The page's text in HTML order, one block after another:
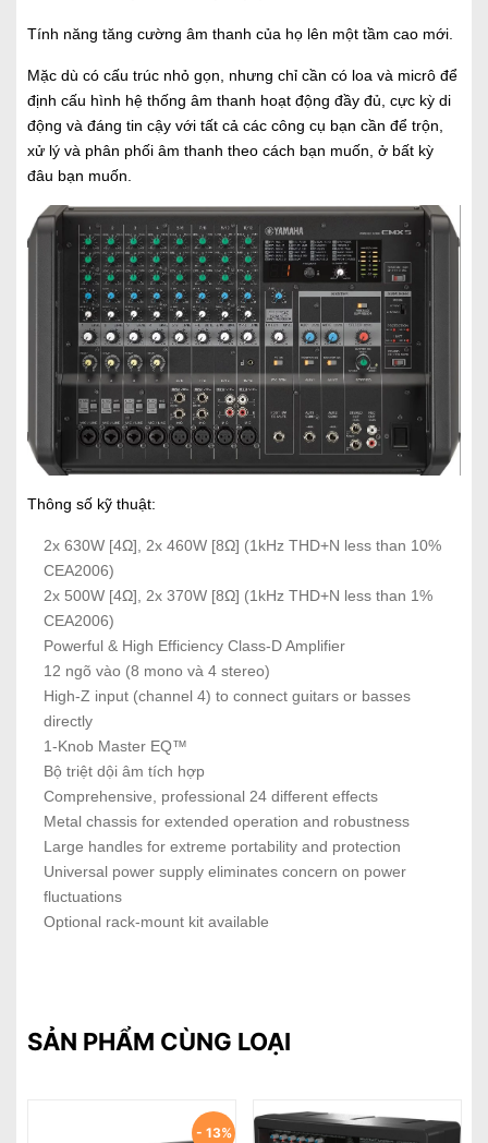
Tính năng tăng cường âm thanh của họ lên một tầm cao mới.
Mặc dù có cấu trúc nhỏ gọn, nhưng chỉ cần có loa và micrô để
định cấu hình hệ thống âm thanh hoạt động đầy đủ, cực kỳ di
động và đáng tin cậy với tất cả các công cụ bạn cần để trộn,
xử lý và phân phối âm thanh theo cách bạn muốn, ở bất kỳ
đâu bạn muốn.
Thông số kỹ thuật:
2x 630W [4Ω], 2x 460W [8Ω] (1kHz THD+N less than 10%
CEA2006)
2x 500W [4Ω], 2x 370W [8Ω] (1kHz THD+N less than 1%
CEA2006)
Powerful & High Efficiency Class-D Amplifier
12 ngõ vào (8 mono và 4 stereo)
High-Z input (channel 4) to connect guitars or basses
directly
1-Knob Master EQ™
Bộ triệt dội âm tích hợp
Comprehensive, professional 24 different effects
Metal chassis for extended operation and robustness
Large handles for extreme portability and protection
Universal power supply eliminates concern on power
fluctuations
Optional rack-mount kit available
SẢN PHẨM CÙNG LOẠI